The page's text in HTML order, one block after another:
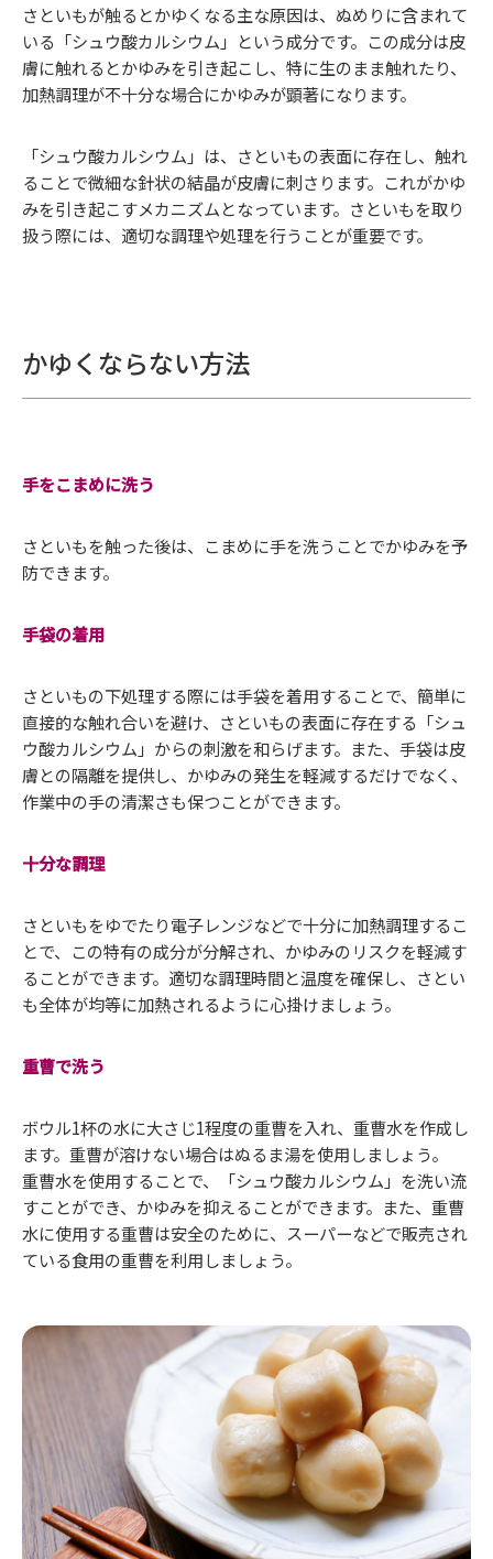
さといもが触るとかゆくなる主な原因は、ぬめりに含まれて
いる「シュウ酸カルシウム」という成分です。この成分は皮
膚に触れるとかゆみを引き起こし、特に生のまま触れたり、
加熱調理が不十分な場合にかゆみが顕著になります。
「シュウ酸カルシウム」は、さといもの表面に存在し、触れ
ることで微細な針状の結晶が皮膚に刺さります。これがかゆ
みを引き起こすメカニズムとなっています。さといもを取り
扱う際には、適切な調理や処理を行うことが重要です。
かゆくならない方法
手をこまめに洗う
さといもを触った後は、こまめに手を洗うことでかゆみを予
防できます。
手袋の着用
さといもの下処理する際には手袋を着用することで、簡単に
直接的な触れ合いを避け、さといもの表面に存在する「シュ
ウ酸カルシウム」からの刺激を和らげます。また、手袋は皮
膚との隔離を提供し、かゆみの発生を軽減するだけでなく、
作業中の手の清潔さも保つことができます。
十分な調理
さといもをゆでたり電子レンジなどで十分に加熱調理するこ
とで、この特有の成分が分解され、かゆみのリスクを軽減す
ることができます。適切な調理時間と温度を確保し、さとい
も全体が均等に加熱されるように心掛けましょう。
重曹で洗う
ボウル1杯の水に大さじ1程度の重曹を入れ、重曹水を作成し
ます。重曹が溶けない場合はぬるま湯を使用しましょう。
重曹水を使用することで、「シュウ酸カルシウム」を洗い流
すことができ、かゆみを抑えることができます。また、重曹
水に使用する重曹は安全のために、スーパーなどで販売され
ている食用の重曹を利用しましょう。